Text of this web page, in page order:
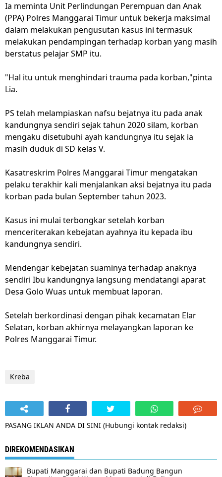
Ia meminta Unit Perlindungan Perempuan dan Anak
(PPA) Polres Manggarai Timur untuk bekerja maksimal
dalam melakukan pengusutan kasus ini termasuk
melakukan pendampingan terhadap korban yang masih
berstatus pelajar SMP itu.
"Hal itu untuk menghindari trauma pada korban,"pinta
Lia.
PS telah melampiaskan nafsu bejatnya itu pada anak
kandungnya sendiri sejak tahun 2020 silam, korban
mengaku disetubuhi ayah kandungnya itu sejak ia
masih duduk di SD kelas V.
Kasatreskrim Polres Manggarai Timur mengatakan
pelaku terakhir kali menjalankan aksi bejatnya itu pada
korban pada bulan September tahun 2023.
Kasus ini mulai terbongkar setelah korban
menceriterakan kebejatan ayahnya itu kepada ibu
kandungnya sendiri.
Mendengar kebejatan suaminya terhadap anaknya
sendiri Ibu kandungnya langsung mendatangi aparat
Desa Golo Wuas untuk membuat laporan.
Setelah berkordinasi dengan pihak kecamatan Elar
Selatan, korban akhirnya melayangkan laporan ke
Polres Manggarai Timur.
Kreba
PASANG IKLAN ANDA DI SINI (Hubungi kontak redaksi)
DIREKOMENDASIKAN
Bupati Manggarai dan Bupati Badung Bangun